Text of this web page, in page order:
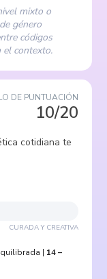
mixto o
género
códigos
el contexto.
DE PUNTUACIÓN
10/20
cotidiana te
CURADA Y CREATIVA
| 14–